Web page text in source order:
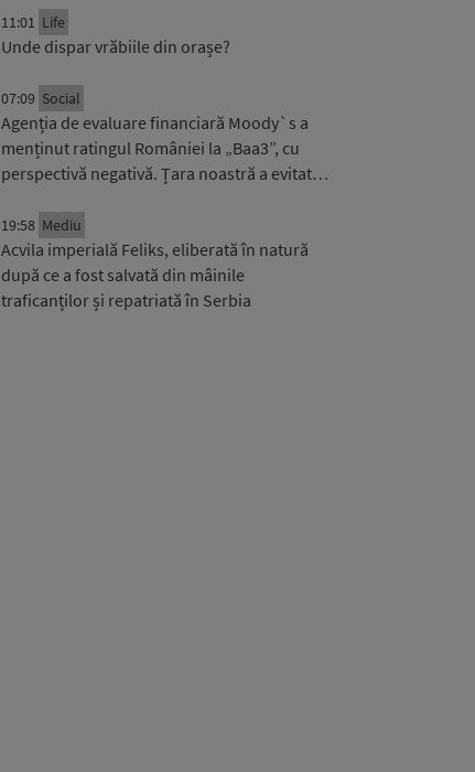
11:01 Life
Unde dispar vrăbiile din orașe?
07:09 Social
Agenția de evaluare financiară Moody`s a
menținut ratingul României la „Baa3”, cu
perspectivă negativă. Țara noastră a evitat…
19:58 Mediu
Acvila imperială Feliks, eliberată în natură
după ce a fost salvată din mâinile
traficanților și repatriată în Serbia